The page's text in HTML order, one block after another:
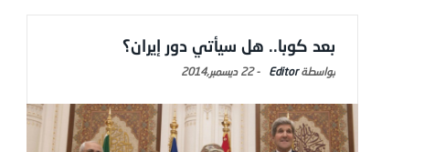
بعد كوبا.. هل سيأتي دور إيران؟
Editor
-22 ديسمبر,2014